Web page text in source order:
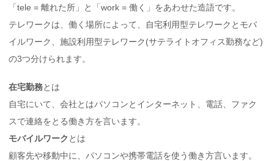
「tele = 離れた所」と「work = 働く」をあわせた造語です。
テレワークは、働く場所によって、自宅利用型テレワークとモバ
イルワーク、施設利用型テレワーク(サテライトオフィス勤務など)
の3つ分けられます。
在宅勤務とは
自宅にいて、会社とはパソコンとインターネット、電話、ファク
スで連絡をとる働き方を言います。
モバイルワーク とは
顧客先や移動中に、パソコンや携帯電話を使う働き方言います。